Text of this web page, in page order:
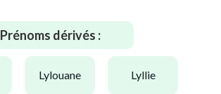
Prénoms dérivés :
lylouane lyllie